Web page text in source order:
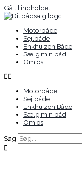
Gå til indholdet
Motorbåde
Sejlbåde
Enkhuizen Både
Sælg min båd
Om os
Motorbåde
Sejlbåde
Enkhuizen Både
Sælg min båd
Om os
Søg